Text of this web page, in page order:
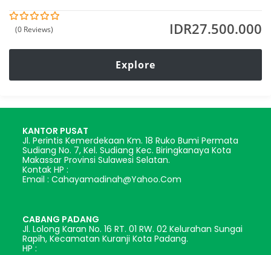
IDR27.500.000
0
u
(0 Reviews)
Explore
KANTOR PUSAT
Jl. Perintis Kemerdekaan Km. 18 Ruko Bumi Permata
Sudiang No. 7, Kel. Sudiang Kec. Biringkanaya Kota
Makassar Provinsi Sulawesi Selatan.
Kontak HP :
Email : Cahayamadinah@yahoo.com
CABANG PADANG
Jl. Lolong Karan No. 16 RT. 01 RW. 02 Kelurahan Sungai
Rapih, Kecamatan Kuranji Kota Padang.
HP :